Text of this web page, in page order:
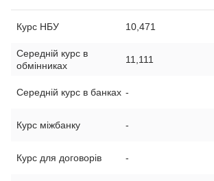
Курс НБУ 10,471
Середній курс в
обмінниках
11,111
Середній курс в банках -
Курс міжбанку -
Курс для договорів -